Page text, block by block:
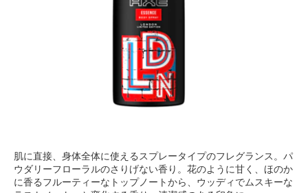
肌に直接、身体全体に使えるスプレータイプのフレグランス。パ
ウダリーフローラルのさりげない香り。花のように甘く、ほのか
に香るフルーティーなトップノートから、ウッディでムスキーな